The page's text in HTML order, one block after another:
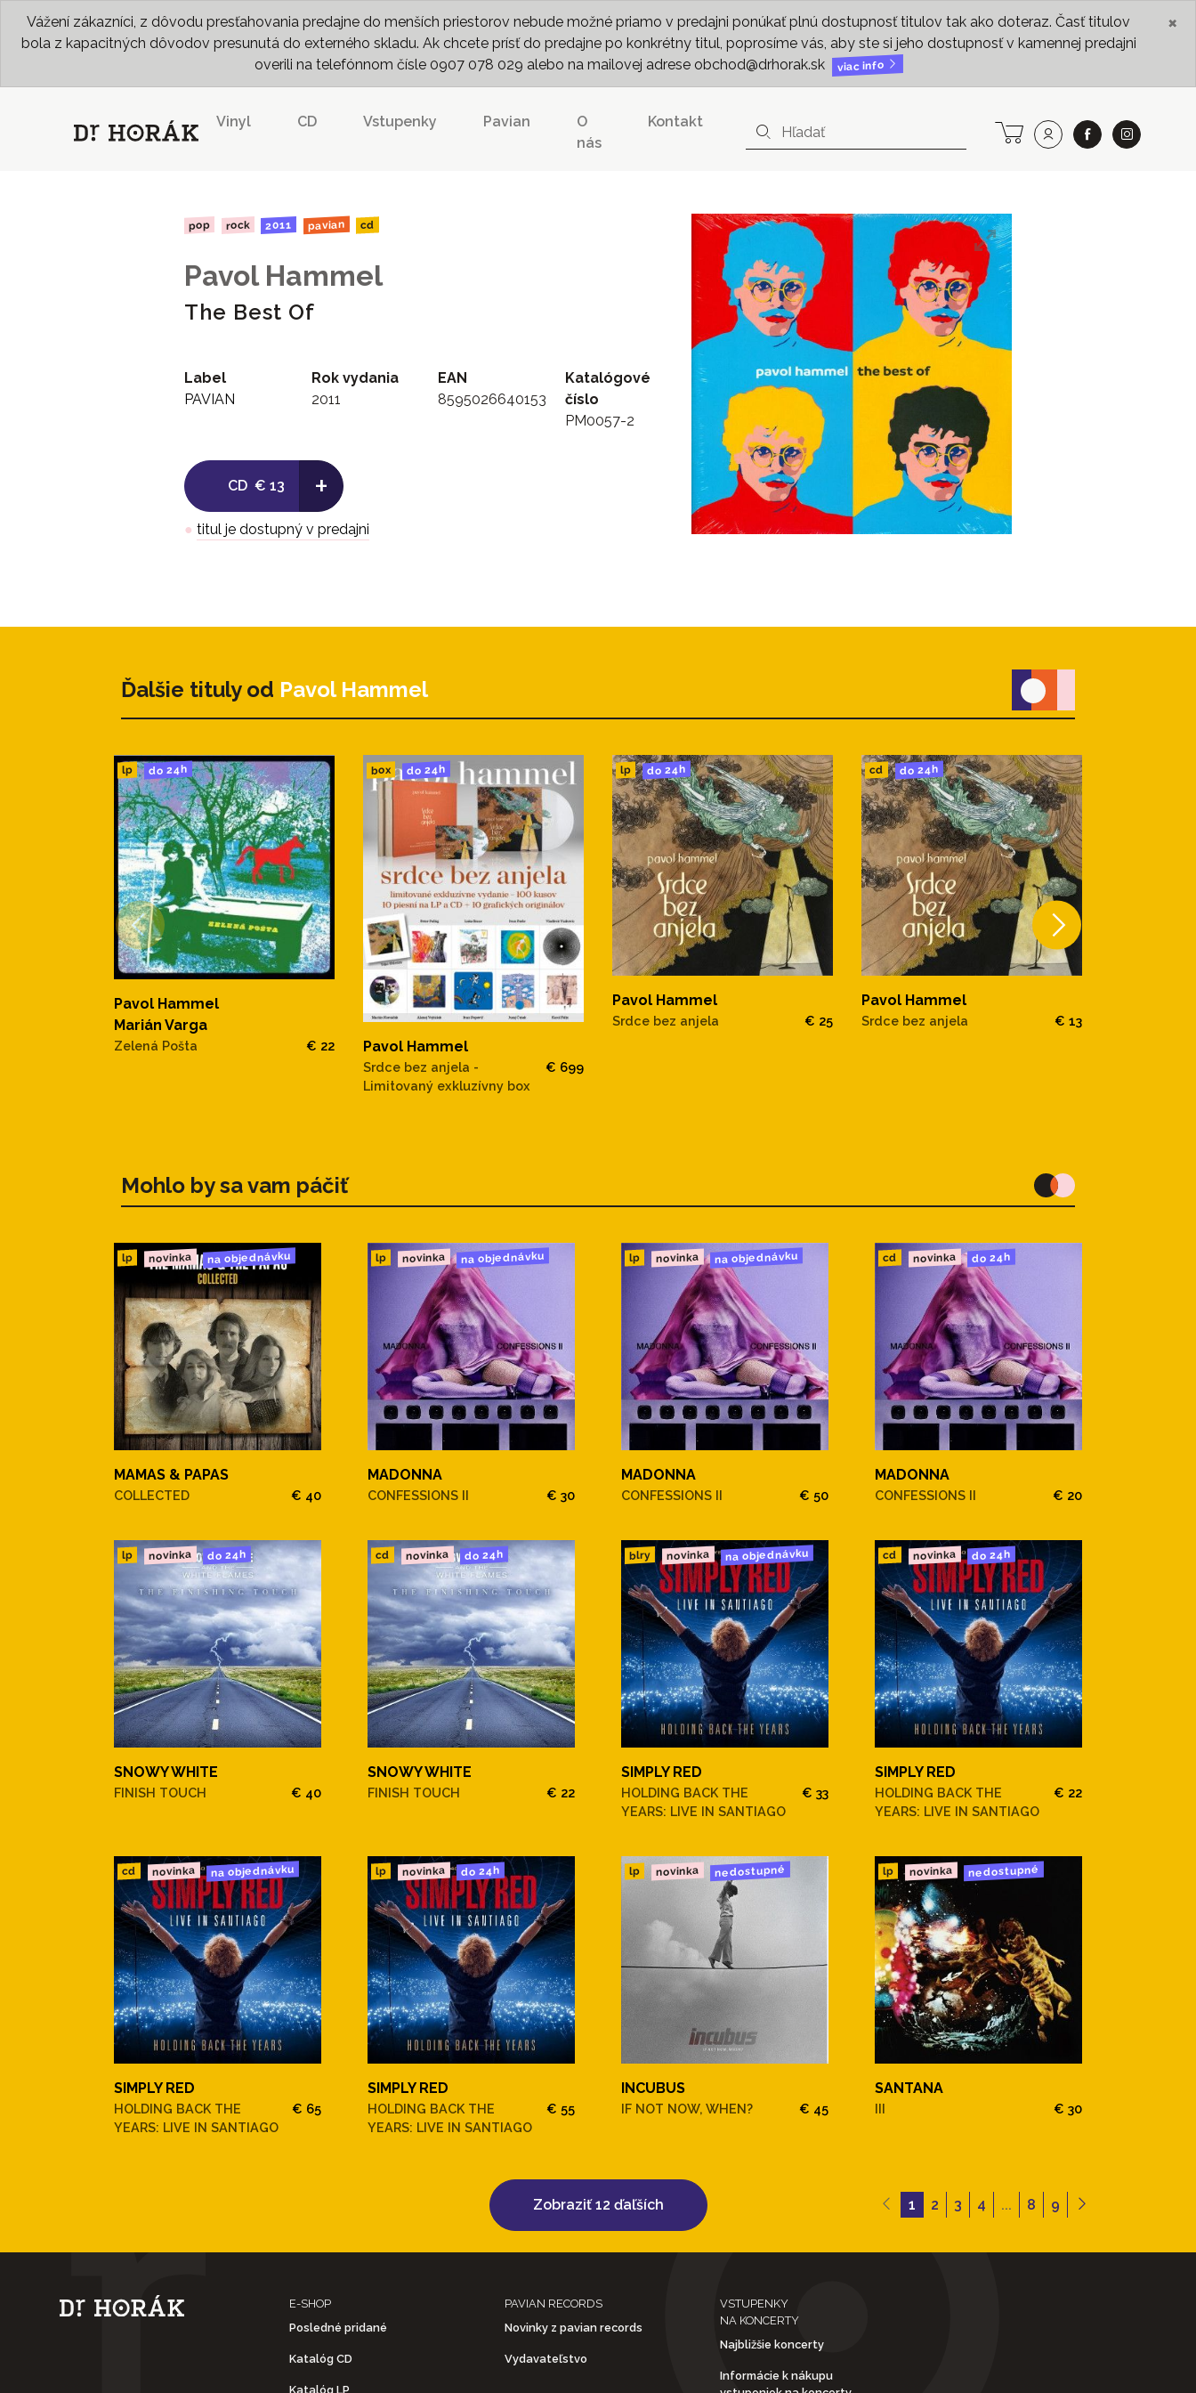
Vážení zákazníci, z dôvodu presťahovania predajne do menších priestorov nebude možné priamo v predajni ponúkať plnú dostupnosť titulov tak ako doteraz. Časť titulov
bola z kapacitných dôvodov presunutá do externého skladu. Ak chcete prísť do predajne po konkrétny titul, poprosíme vás, aby ste si jeho dostupnosť v kamennej predajni
overili na telefónnom čísle 0907 078 029 alebo na mailovej adrese obchod@drhorak.sk
viac info
×
Vinyl CD Vstupenky Pavian
O
nás
Kontakt
pop rock 2011 pavian cd
Pavol Hammel
The Best Of
Label
PAVIAN
Rok vydania
2011
EAN
8595026640153
Katalógové
číslo
PM0057-2
CD € 13 +
● titul je dostupný v predajni
Ďalšie tituly od Pavol Hammel
lp do 24h
Pavol Hammel
Marián Varga
Zelená Pošta € 22
box do 24h
Pavol Hammel
Srdce bez anjela -
Limitovaný exkluzívny box
€ 699
lp do 24h
Pavol Hammel
Srdce bez anjela € 25
cd do 24h
Pavol Hammel
Srdce bez anjela € 13
Mohlo by sa vam páčiť
lp novinka na objednávku
MAMAS & PAPAS
COLLECTED € 40
lp novinka na objednávku
MADONNA
CONFESSIONS II € 30
lp novinka na objednávku
MADONNA
CONFESSIONS II € 50
cd novinka do 24h
MADONNA
CONFESSIONS II € 20
lp novinka do 24h
SNOWY WHITE
FINISH TOUCH € 40
cd novinka do 24h
SNOWY WHITE
FINISH TOUCH € 22
blry novinka na objednávku
SIMPLY RED
HOLDING BACK THE
YEARS: LIVE IN SANTIAGO
€ 33
cd novinka do 24h
SIMPLY RED
HOLDING BACK THE
YEARS: LIVE IN SANTIAGO
€ 22
cd novinka na objednávku
SIMPLY RED
HOLDING BACK THE
YEARS: LIVE IN SANTIAGO
€ 65
lp novinka do 24h
SIMPLY RED
HOLDING BACK THE
YEARS: LIVE IN SANTIAGO
€ 55
lp novinka nedostupné
INCUBUS
IF NOT NOW, WHEN? € 45
lp novinka nedostupné
SANTANA
III € 30
Zobraziť 12 ďaľších 1 2 3 4 ... 8 9
E-SHOP
Posledné pridané
Katalóg CD
Katalóg LP
PAVIAN RECORDS
Novinky z pavian records
Vydavateľstvo
VSTUPENKY
NA KONCERTY
Najbližšie koncerty
Informácie k nákupu